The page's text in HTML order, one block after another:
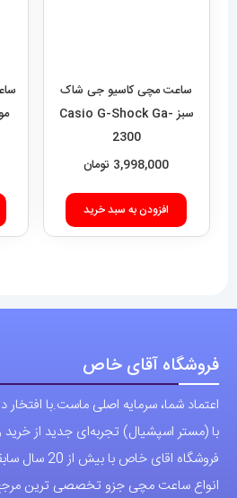
ساعت مچی کاسیو جی شاک
سبز Casio G-Shock Ga-
2300
3,998,000 تومان
افزودن به سبد خرید
فروشگاه آقای خاص
اعتماد شما، سرمایه اصلی ماست.با
با (مستر اسپشیال) تجربه‌ای جدید از خرید
فروشگاه اقای
انواع ساعت مچی جزو تخصصی ترین